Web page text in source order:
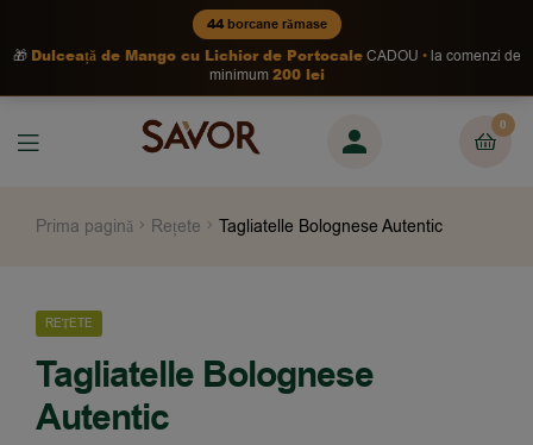
44borcane rămase
🎁 Dulceață de Mango cu Lichior de PortocaleCADOU
la comenzi de
minimum200 lei
0
Prima pagină Rețete Tagliatelle Bolognese Autentic
REȚETE
Tagliatelle Bolognese
Autentic